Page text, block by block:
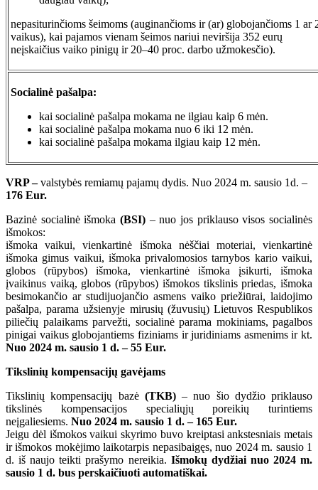
nepasiturinčioms šeimoms (auginančioms ir (ar) globojančioms 1 ar
vaikus), kai pajamos vienam šeimos nariui neviršija 352 eurų
neįskaičius vaiko pinigų ir 20–40 proc. darbo užmokesčio).
Socialinė pašalpa:
kai socialinė pašalpa mokama ne ilgiau kaip 6 mėn.
kai socialinė pašalpa mokama nuo 6 iki 12 mėn.
kai socialinė pašalpa mokama ilgiau kaip 12 mėn.
VRP –valstybės remiamų pajamų dydis. Nuo 2024 m. sausio 1d. –
176 Eur.
Bazinė socialinė išmoka (BSI) – nuo jos priklauso visos socialinės
išmokos:
išmoka vaikui, vienkartinė išmoka nėščiai moteriai, vienkartinė
išmoka gimus vaikui, išmoka privalomosios tarnybos kario vaikui,
globos (rūpybos) išmoka, vienkartinė išmoka įsikurti, išmoka
įvaikinus vaiką, globos (rūpybos) išmokos tikslinis priedas, išmoka
besimokančio ar studijuojančio asmens vaiko priežiūrai, laidojimo
pašalpa, parama užsienyje mirusių (žuvusių) Lietuvos Respublikos
piliečių palaikams parvežti, socialinė parama mokiniams, pagalbos
pinigai vaikus globojantiems fiziniams ir juridiniams asmenims ir kt.
Nuo 2024 m. sausio 1 d. – 55 Eur.
Tikslinių kompensacijų gavėjams
Tikslinių kompensacijų bazė (TKB)– nuo šio dydžio priklauso
tikslinės kompensacijos specialiųjų poreikių turintiems
neįgaliesiems. Nuo 2024 m. sausio 1 d. – 165 Eur.
Jeigu dėl išmokos vaikui skyrimo buvo kreiptasi ankstesniais metais
ir išmokos mokėjimo laikotarpis nepasibaigęs, nuo 2024 m. sausio 1
d. iš naujo teikti prašymo nereikia. Išmokų dydžiai nuo 2024 m.
sausio 1 d. bus perskaičiuoti automatiškai.